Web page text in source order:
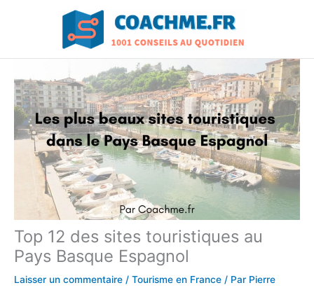
Top 12 des sites touristiques au
Pays Basque Espagnol
Laisser un commentaire / Tourisme en France / Par Pierre